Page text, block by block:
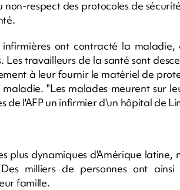
respect des protocoles de
ont contracté la
Les travailleurs de la santé sont
à leur fournir le matériel de
"Les malades meurent sur
de l'AFP un infirmier d'un hôpital de
plus dynamiques d'Amérique latine,
milliers de personnes ont
famille.